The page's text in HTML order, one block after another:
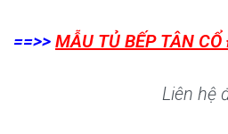
==>> MẪU TỦ BẾP TÂN
Liên hệ